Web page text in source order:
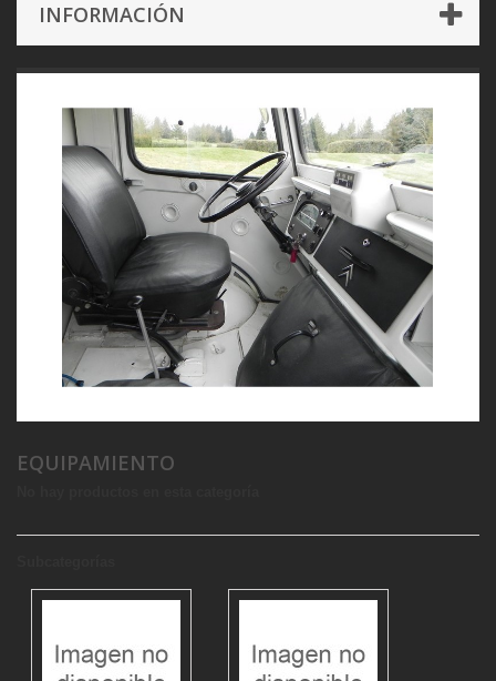
INFORMACIÓN
EQUIPAMIENTO